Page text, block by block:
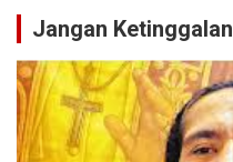
Jangan Ketinggalan